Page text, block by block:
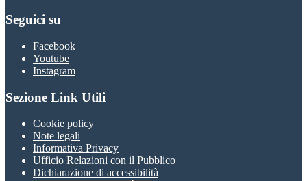
Seguici su
Facebook
Youtube
Instagram
Sezione Link Utili
Cookie policy
Note legali
Informativa Privacy
Ufficio Relazioni con il Pubblico
Dichiarazione di accessibilità